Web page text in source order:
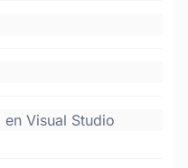
Visual Studio